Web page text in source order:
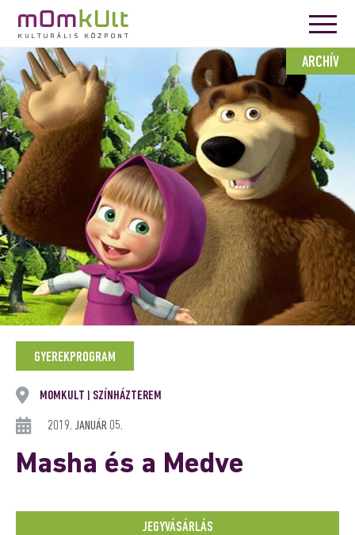
ARCHÍV
GYEREKPROGRAM
MOMKULT SZÍNHÁZTEREM
2019. JANUÁR 05.
Masha és a Medve
JEGYVÁSÁRLÁS